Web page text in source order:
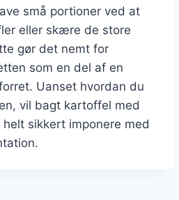
små portioner ved at
eller skære de store
gør det nemt for
som en del af en
Uanset hvordan du
vil bagt kartoffel med
sikkert imponere med